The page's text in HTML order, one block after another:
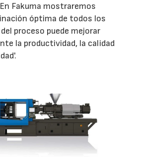
Fakuma mostraremos
óptima de todos los
proceso puede mejorar
la productividad, la calidad